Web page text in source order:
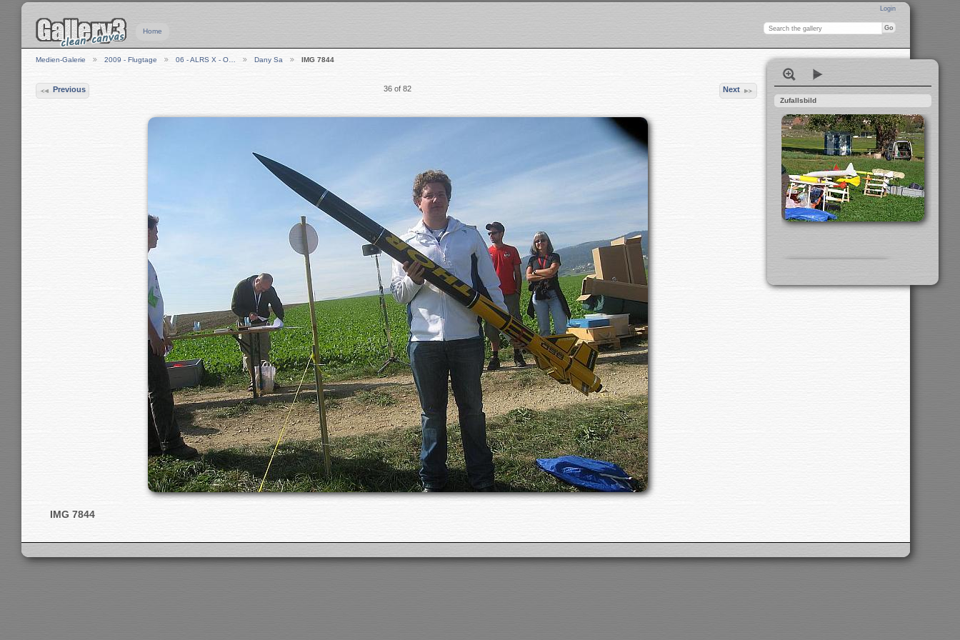
Login
Home
Medien-Galerie 2009 - Flugtage 06 - ALRS X - O… Dany Sa IMG 7844
Previous 36 of 82 Next
IMG 7844
Zufallsbild